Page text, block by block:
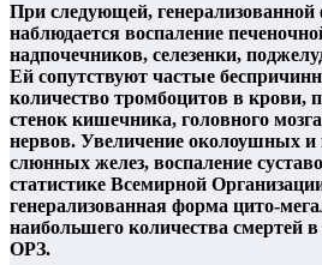
При следующей, генерализованной
наблюдается воспаление
надпочечников, селезенки,
Ей сопутствуют частые
количество тромбоцитов в крови,
стенок кишечника, головного
нервов. Увеличение околоушных
слюнных желез, воспаление
статистике Всемирной
генерализованная форма цито-
наибольшего количества смертей
ОРЗ.